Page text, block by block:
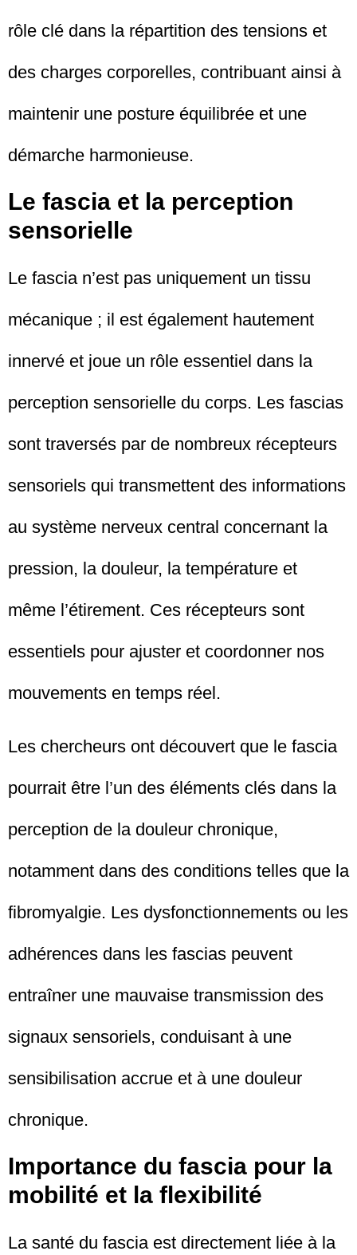
rôle clé dans la répartition des tensions et
des charges corporelles, contribuant ainsi à
maintenir une posture équilibrée et une
démarche harmonieuse.
Le fascia et la perception
sensorielle
Le fascia n’est pas uniquement un tissu
mécanique ; il est également hautement
innervé et joue un rôle essentiel dans la
perception sensorielle du corps. Les fascias
sont traversés par de nombreux récepteurs
sensoriels qui transmettent des informations
au système nerveux central concernant la
pression, la douleur, la température et
même l’étirement. Ces récepteurs sont
essentiels pour ajuster et coordonner nos
mouvements en temps réel.
Les chercheurs ont découvert que le fascia
pourrait être l’un des éléments clés dans la
perception de la douleur chronique,
notamment dans des conditions telles que la
fibromyalgie. Les dysfonctionnements ou les
adhérences dans les fascias peuvent
entraîner une mauvaise transmission des
signaux sensoriels, conduisant à une
sensibilisation accrue et à une douleur
chronique.
Importance du fascia pour la
mobilité et la flexibilité
La santé du fascia est directement liée à la